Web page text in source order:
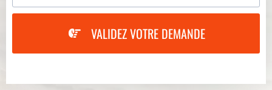
VALIDEZ VOTRE DEMANDE